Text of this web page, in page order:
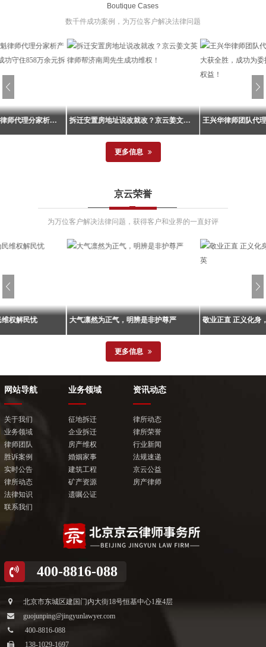
Boutique Cases
数千件成功案例，为万位客户解决法律问题
京云王兴华、武腾魁律师代理分家析产纠纷案胜诉！当事人成功守住858万余元拆迁利益！
兴区某村5号院搬
主张分割5号院全
转费...
拆迁安置房地址说改就改？京云姜文英律师帮济南周先生成功维权！
协议纠纷案迎来一审胜诉判决。山东
省济南市某区人民法院作出52号行政
判决，判令被告街道办事处支付原告
决结果为当事人争取到了实实在在的
来终审胜诉判决
某一家因拆迁安
一审判决后对方
更多信息
京云荣誉
为万位客户解决法律问题，获得客户和业界的一直好评
维权解民忧 大气凛然为正气，明辨是非护尊严
大气凛然为正气，明辨是非护尊严
敬业正直 正义化身
更多信息
网站导航
关于我们
业务领域
律师团队
胜诉案例
实时公告
律所动态
法律知识
联系我们
业务领域
征地拆迁
企业拆迁
房产维权
婚姻家事
建筑工程
矿产资源
遗嘱公证
资讯动态
律所动态
律所荣誉
行业新闻
法规速递
京云公益
房产律师
400-8816-088
北京市东城区建国门内大街18号恒基中心1座4层
guojunping@jingyunlawyer.com
400-8816-088
138-1029-1697